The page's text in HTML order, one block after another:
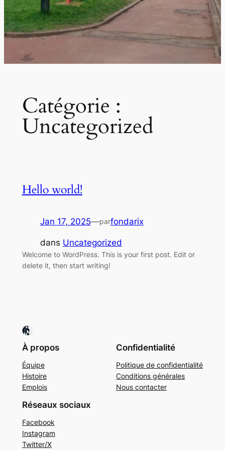
Catégorie :
Uncategorized
Hello world!
Jan 17, 2025—parfondarix
dans Uncategorized
Welcome to WordPress. This is your first post. Edit or
delete it, then start writing!
À propos
Équipe
Histoire
Emplois
Confidentialité
Politique de confidentialité
Conditions générales
Nous contacter
Réseaux sociaux
Facebook
Instagram
Twitter/X